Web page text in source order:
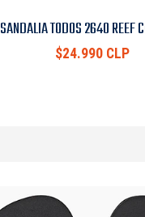
SANDALIA TODOS 2640 REEF
$24.990 CLP